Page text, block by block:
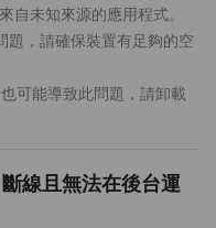
自未知來源的應用程式。
題，請確保裝置有足夠的空
可能導致此問題，請卸載
線且無法在後台運